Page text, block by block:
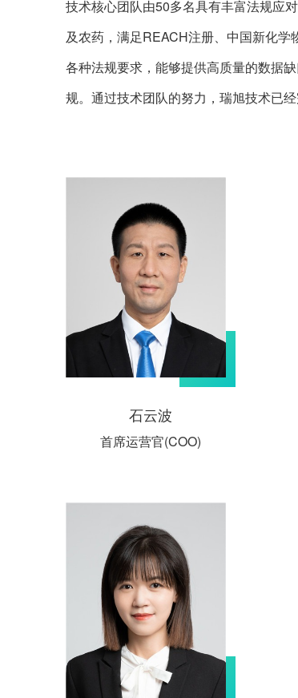
技术核心团队由50多名具有丰富法规应
及农药，满足REACH注册、中国新化
各种法规要求，能够提供高质量的数据
规。通过技术团队的努力，瑞旭技术已
石云波
首席运营官(COO)